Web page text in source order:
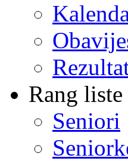
Rang liste
Seniori